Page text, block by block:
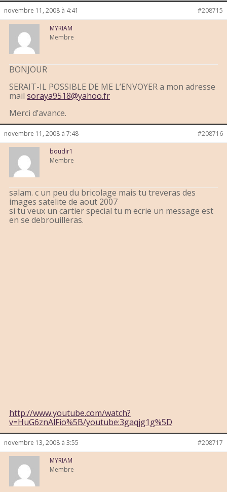
novembre 11, 2008 à 4:41 #208715
MYRIAM
Membre
BONJOUR
SERAIT-IL POSSIBLE DE ME L’ENVOYER a mon adresse
mail soraya9518@yahoo.fr
Merci d’avance.
novembre 11, 2008 à 7:48 #208716
boudir1
Membre
salam. c un peu du bricolage mais tu treveras des
images satelite de aout 2007
si tu veux un cartier special tu m ecrie un message est
en se debrouilleras.
http://www.youtube.com/watch?
v=HuG6znAlFio%5B/youtube:3gaqjg1g%5D
novembre 13, 2008 à 3:55 #208717
MYRIAM
Membre